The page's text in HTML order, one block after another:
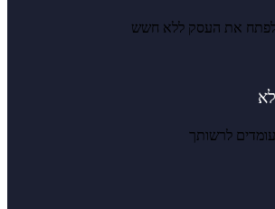
את העסק ללא חשש
לרשותך